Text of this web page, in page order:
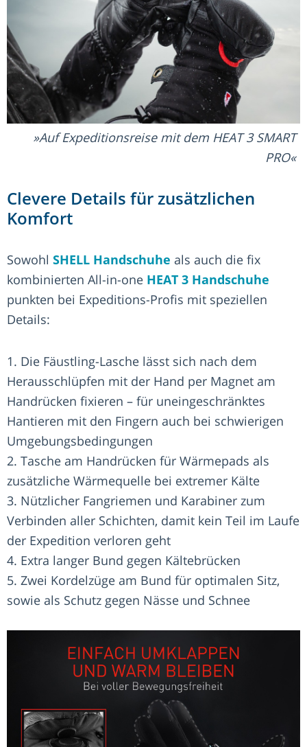
Auf Expeditionsreise mit dem HEAT 3 SMART
PRO
Clevere Details für zusätzlichen
Komfort
Sowohl SHELL Handschuhe als auch die fix
kombinierten All-in-one HEAT 3 Handschuhe
punkten bei Expeditions-Profis mit speziellen
Details:
1. Die Fäustling-Lasche lässt sich nach dem
Herausschlüpfen mit der Hand per Magnet am
Handrücken fixieren – für uneingeschränktes
Hantieren mit den Fingern auch bei schwierigen
Umgebungsbedingungen
2. Tasche am Handrücken für Wärmepads als
zusätzliche Wärmequelle bei extremer Kälte
3. Nützlicher Fangriemen und Karabiner zum
Verbinden aller Schichten, damit kein Teil im Laufe
der Expedition verloren geht
4. Extra langer Bund gegen Kältebrücken
5. Zwei Kordelzüge am Bund für optimalen Sitz,
sowie als Schutz gegen Nässe und Schnee